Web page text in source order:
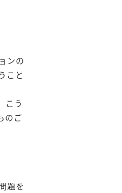
ンの
こと
こう
のご
題を